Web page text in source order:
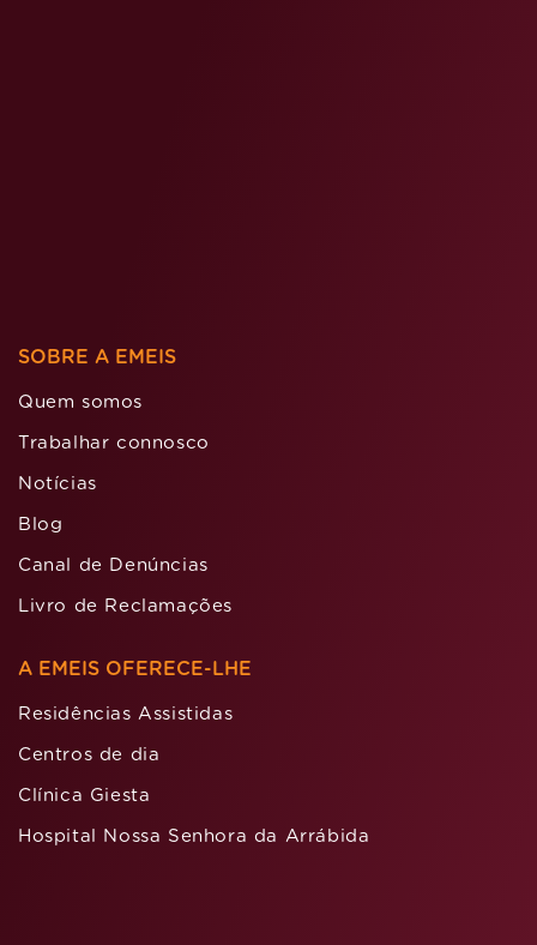
SOBRE A EMEIS
Quem somos
Trabalhar connosco
Notícias
Blog
Canal de Denúncias
Livro de Reclamações
A EMEIS OFERECE-LHE
Residências Assistidas
Centros de dia
Clínica Giesta
Hospital Nossa Senhora da Arrábida